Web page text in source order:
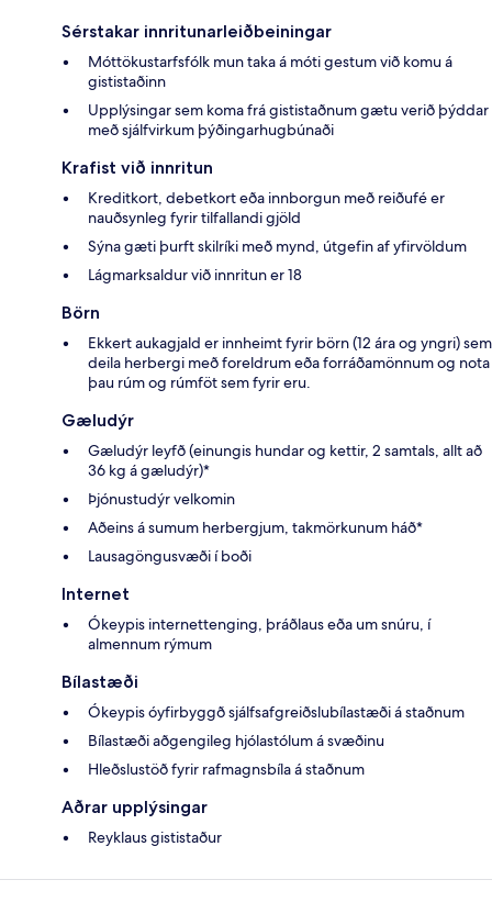
Sérstakar innritunarleiðbeiningar
Móttökustarfsfólk mun taka á móti gestum við komu á
gististaðinn
Upplýsingar sem koma frá gististaðnum gætu verið þýddar
með sjálfvirkum þýðingarhugbúnaði
Krafist við innritun
Kreditkort, debetkort eða innborgun með reiðufé er
nauðsynleg fyrir tilfallandi gjöld
Sýna gæti þurft skilríki með mynd, útgefin af yfirvöldum
Lágmarksaldur við innritun er 18
Börn
Ekkert aukagjald er innheimt fyrir börn (12 ára og yngri) sem
deila herbergi með foreldrum eða forráðamönnum og nota
þau rúm og rúmföt sem fyrir eru.
Gæludýr
Gæludýr leyfð (einungis hundar og kettir, 2 samtals, allt að
36 kg á gæludýr)*
Þjónustudýr velkomin
Aðeins á sumum herbergjum, takmörkunum háð*
Lausagöngusvæði í boði
Internet
Ókeypis internettenging, þráðlaus eða um snúru, í
almennum rýmum
Bílastæði
Ókeypis óyfirbyggð sjálfsafgreiðslubílastæði á staðnum
Bílastæði aðgengileg hjólastólum á svæðinu
Hleðslustöð fyrir rafmagnsbíla á staðnum
Aðrar upplýsingar
Reyklaus gististaður